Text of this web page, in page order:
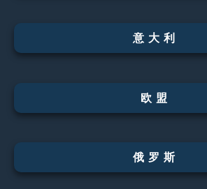
意大利
欧盟
俄罗斯